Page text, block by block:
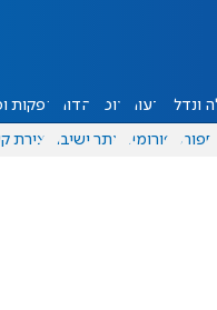
ונדל"ן דעות אוכל יהדות הפקות
ספורט פורומים אתר ישיבה יצירת